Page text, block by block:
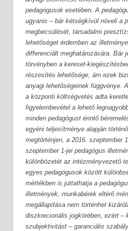
pedagógusok esetében. A
ugyanis – bár kétségkívül növeli a
megbecsülését, társadalmi
lehetőséget érdemben az
differenciált meghatározására. Bár
törvényben a kereset-
részesítés lehetősége, ám ezek
anyagi lehetőségeinek függvénye.
a központi költségvetés adta
figyelembevétel a lehető
minden pedagógust érintő
egyéni teljesítménye alapján
megtörténjen, a 2016. szeptember
szeptember 1-jei pedagógus
különbözetét az intézményvezető
egyes pedagógusok között
mértékben is juttathatja a
illetmények, munkabérek eltérő
megállapítása nem történhet
diszkrecionális jogkörében, ezért –
szubjektivitást – garanciális